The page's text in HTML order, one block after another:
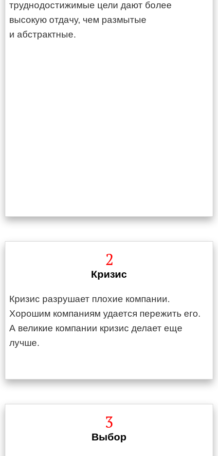
труднодостижимые цели дают более
высокую отдачу, чем размытые
и абстрактные.
2
Кризис
Кризис разрушает плохие компании.
Хорошим компаниям удается пережить его.
А великие компании кризис делает еще
лучше.
3
Выбор